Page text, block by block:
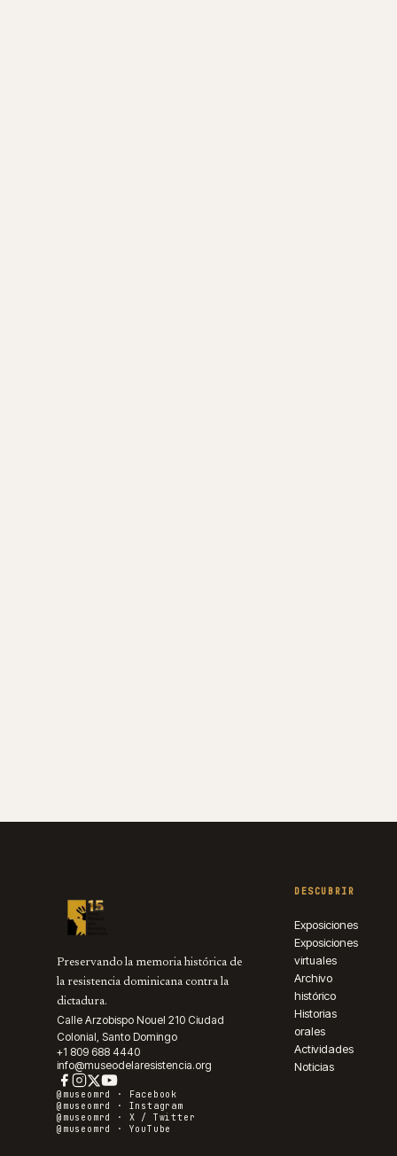
Preservando la memoria histórica de
la resistencia dominicana contra la
dictadura.
Calle Arzobispo Nouel 210 Ciudad
Colonial, Santo Domingo
+1 809 688 4440
info@museodelaresistencia.org
@museomrd ·
Facebook
@museomrd · Instagram
@museomrd · X / Twitter
@museomrd · YouTube
DESCUBRIR
Exposiciones
Exposiciones
virtuales
Archivo
histórico
Historias
orales
Actividades
Noticias